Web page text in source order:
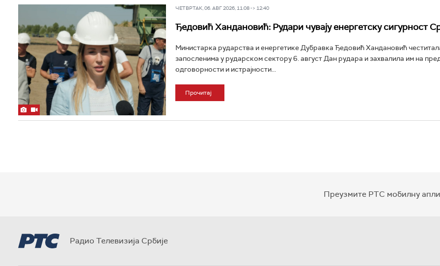
ЧЕТВРТАК, 06. АВГ 2026, 11:08 -> 12:40
Ђедовић Хандановић: Рудари чувају енергетску сигурност
Министарка рударства и енергетике Дубравка Ђедовић Хандановић
запосленима у рударском сектору 6. август Дан рудара и захвалила им на
одговорности и истрајности...
Прочитај
Преузмите РТС мобилну
Радио Телевизија Србије